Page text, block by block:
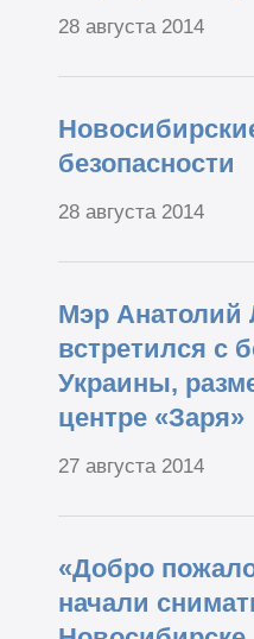
28 августа 2014
безопасности
28 августа 2014
Мэр Анатолий
встретился с
Украины,
центре «Заря»
27 августа 2014
«Добро
начали